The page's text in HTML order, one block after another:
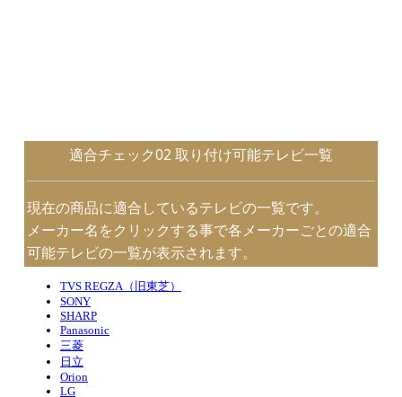
適合チェック02 取り付け可能テレビ一覧
現在の商品に適合しているテレビの一覧です。
メーカー名をクリックする事で各メーカーごとの適合
可能テレビの一覧が表示されます。